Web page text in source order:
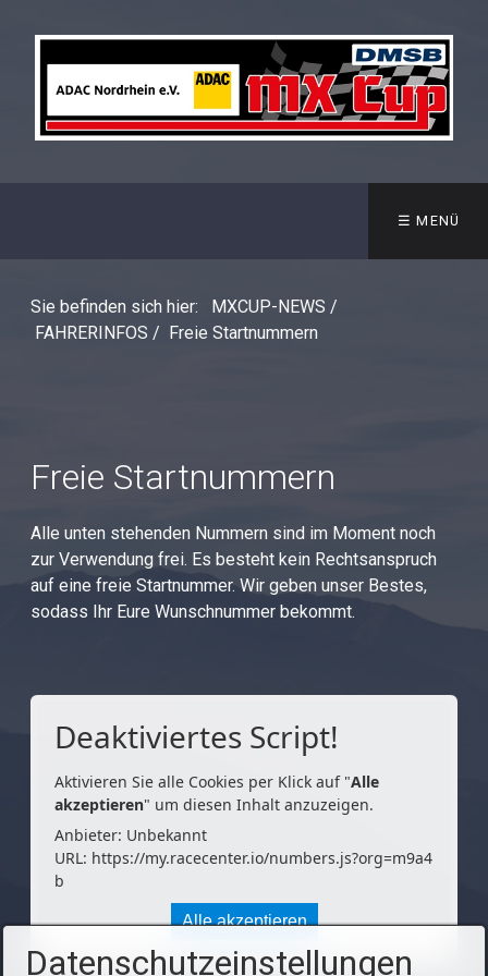
☰ MENÜ
Sie befinden sich hier: MXCUP-NEWS /
FAHRERINFOS / Freie Startnummern
Freie Startnummern
Alle unten stehenden Nummern sind im Moment noch
zur Verwendung frei. Es besteht kein Rechtsanspruch
auf eine freie Startnummer. Wir geben unser Bestes,
sodass Ihr Eure Wunschnummer bekommt.
Deaktiviertes Script!
Aktivieren Sie alle Cookies per Klick auf "Alle
akzeptieren" um diesen Inhalt anzuzeigen.
Anbieter: Unbekannt
URL: https://my.racecenter.io/numbers.js?org=m9a4
b
Alle akzeptieren
Datenschutzeinstellungen